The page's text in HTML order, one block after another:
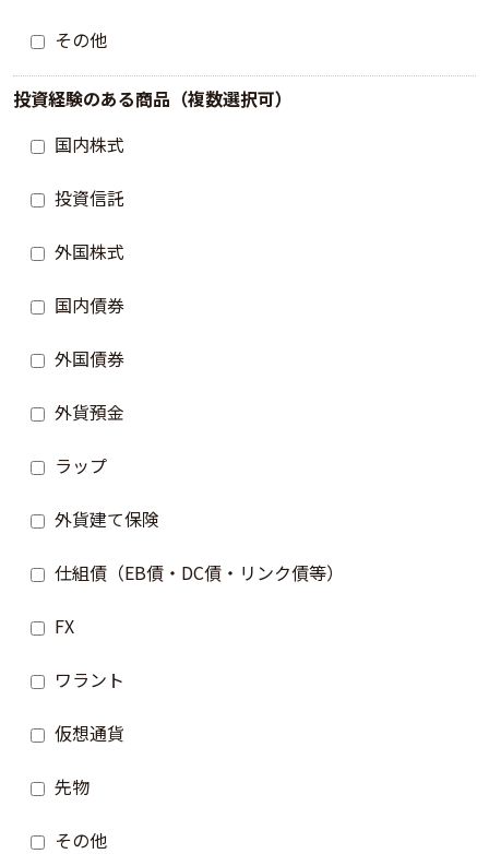
その他
投資経験のある商品（複数選択可）
国内株式
投資信託
外国株式
国内債券
外国債券
外貨預金
ラップ
外貨建て保険
仕組債（EB債・DC債・リンク債等）
FX
ワラント
仮想通貨
先物
その他